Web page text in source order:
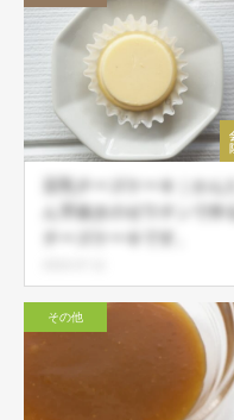
豆乳チーズケーキ｜かんた
ん手抜きのゼラチンで作る
その他